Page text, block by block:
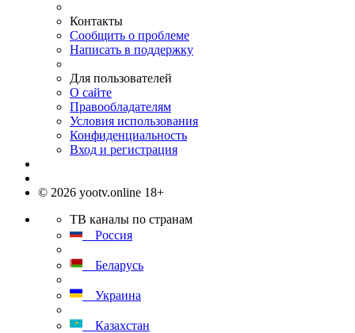
Контакты
Сообщить о проблеме
Написать в поддержку
Для пользователей
О сайте
Правообладателям
Условия использования
Конфиденциальность
Вход и регистрация
© 2026 yootv.online 18+
ТВ каналы по странам
Россия
Беларусь
Украина
Казахстан